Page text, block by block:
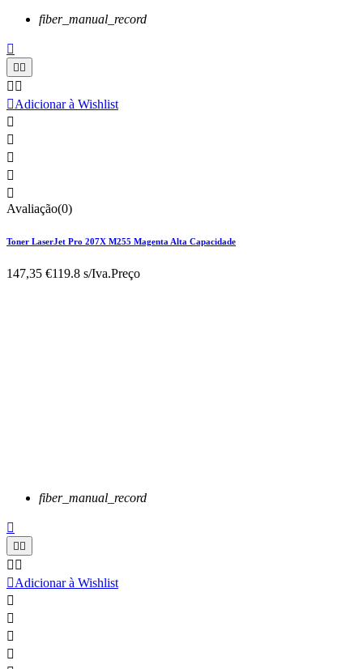
fiber_manual_record


 
Adicionar à Wishlist





Avaliação(0)
Toner LaserJet Pro 207X M255 Magenta Alta Capacidade
147,35 €119.8 s/Iva.Preço
fiber_manual_record


 
Adicionar à Wishlist



